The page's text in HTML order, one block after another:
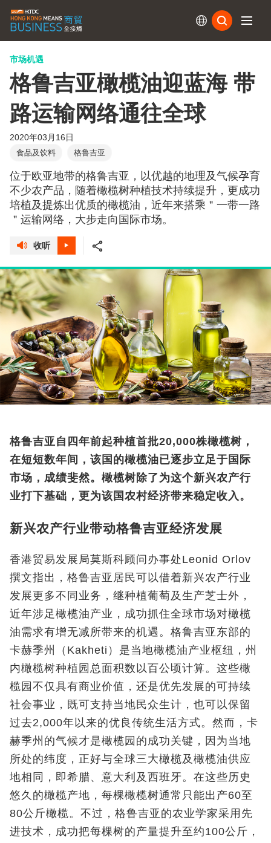
市场机遇
格鲁吉亚橄榄油迎蓝海 带
路运输网络通往全球
2020年03月16日
食品及饮料 格鲁吉亚
位于欧亚地带的格鲁吉亚，以优越的地理及气候孕育
不少农产品，随着橄榄树种植技术持续提升，更成功
培植及提炼出优质的橄榄油，近年来搭乘＂一带一路
＂运输网络，大步走向国际市场。
收听
格鲁吉亚自四年前起种植首批20,000株橄榄树，
在短短数年间，该国的橄榄油已逐步立足于国际
市场，成绩斐然。橄榄树除了为这个新兴农产行
业打下基础，更为该国农村经济带来稳定收入。
新兴农产行业带动格鲁吉亚经济发展
香港贸易发展局莫斯科顾问办事处Leonid Orlov
撰文指出，格鲁吉亚居民可以借着新兴农产行业
发展更多不同业务，继种植葡萄及生产芝士外，
近年涉足橄榄油产业，成功抓住全球市场对橄榄
油需求有增无减所带来的机遇。格鲁吉亚东部的
卡赫季州（Kakheti）是当地橄榄油产业枢纽，州
内橄榄树种植园总面积数以百公顷计算。这些橄
榄园不仅具有商业价值，还是优先发展的可持续
社会事业，既可支持当地民众生计，也可以保留
过去2,000年以来的优良传统生活方式。然而，卡
赫季州的气候才是橄榄园的成功关键，因为当地
所处的纬度，正好与全球三大橄榄及橄榄油供应
地相同，即希腊、意大利及西班牙。在这些历史
悠久的橄榄产地，每棵橄榄树通常只能出产60至
80公斤橄榄。不过，格鲁吉亚的农业学家采用先
进技术，成功把每棵树的产量提升至约100公斤，